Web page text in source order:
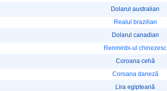
Dolarul australian
Realul brazilian
Dolarul canadian
Renminbi-ul chinezesc
Coroana cehă
Coroana daneză
Lira egipteană